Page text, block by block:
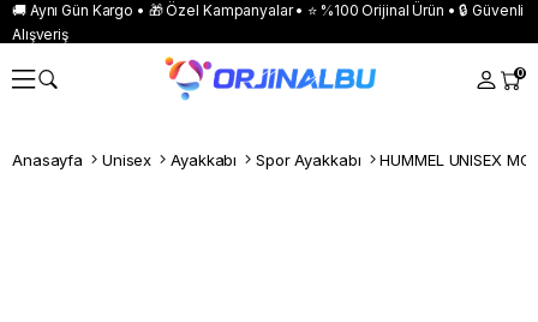
🚚 Aynı Gün Kargo • 🎁 Özel Kampanyalar • ⭐ %100 Orijinal Ürün • 🔒 Güvenli
Alışveriş
0
Anasayfa Unisex Ayakkabı Spor Ayakkabı